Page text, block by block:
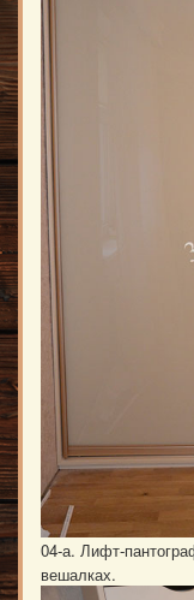
04-а. Лифт-
вешалках.